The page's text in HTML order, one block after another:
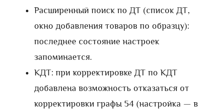
Расширенный поиск по ДТ (список ДТ,
окно добавления товаров по образцу):
последнее состояние настроек
запоминается.
КДТ: при корректировке ДТ по КДТ
добавлена возможность отказаться от
корректировки графы 54 (настройка — в